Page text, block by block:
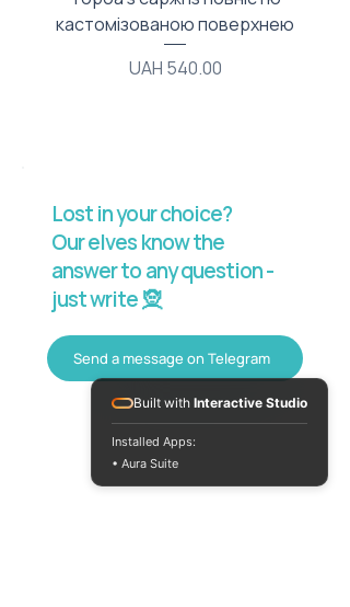
кастомізованою поверхнею
Price
UAH 540.00
Lost in your choice?
Our elves know the
answer to any question -
just write 🧝
Send a message on Telegram
Built with Interactive Studio
Installed Apps:
• Aura Suite